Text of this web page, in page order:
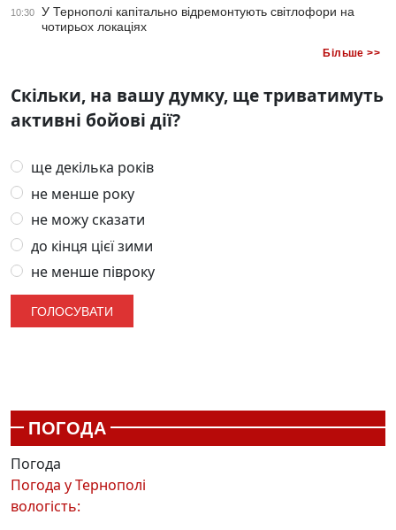
10:30
У Тернополі капітально відремонтують світлофори на
чотирьох локаціях
Більше >>
Скільки, на вашу думку, ще триватимуть
активні бойові дії?
ще декілька років
не менше року
не можу сказати
до кінця цієї зими
не менше півроку
ПОГОДА
Погода
Погода уТернополі
вологість: